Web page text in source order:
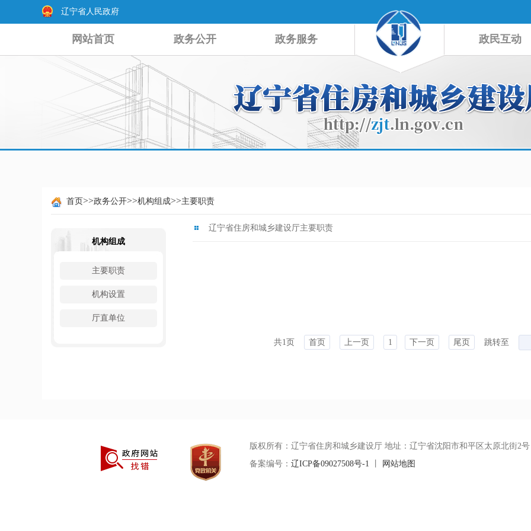
辽宁省人民政府
网站首页 政务公开 政务服务 政民互动
首页>>政务公开>>机构组成>>主要职责
机构组成
主要职责
机构设置
厅直单位
辽宁省住房和城乡建设厅主要职责
共1页 首页 上一页 1 下一页 尾页 跳转至
版权所有：辽宁省住房和城乡建设厅 地址：辽宁省沈阳市和平区太原北街2号
备案编号： 辽ICP备09027508号-1 网站地图